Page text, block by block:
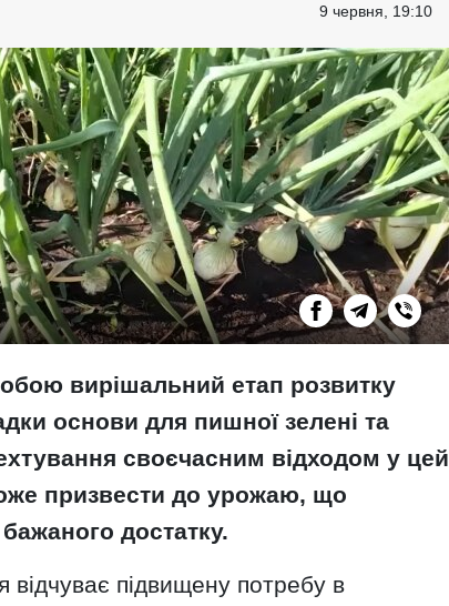
9 червня, 19:10
вирішальний етап розвитку
основи для пишної зелені та
своєчасним відходом у цей
призвести до урожаю, що
достатку.
відчуває підвищену потребу в